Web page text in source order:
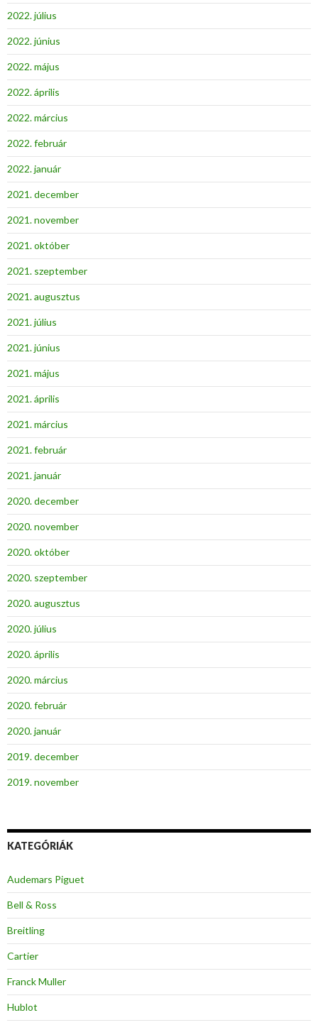
2022. július
2022. június
2022. május
2022. április
2022. március
2022. február
2022. január
2021. december
2021. november
2021. október
2021. szeptember
2021. augusztus
2021. július
2021. június
2021. május
2021. április
2021. március
2021. február
2021. január
2020. december
2020. november
2020. október
2020. szeptember
2020. augusztus
2020. július
2020. április
2020. március
2020. február
2020. január
2019. december
2019. november
KATEGÓRIÁK
Audemars Piguet
Bell & Ross
Breitling
Cartier
Franck Muller
Hublot